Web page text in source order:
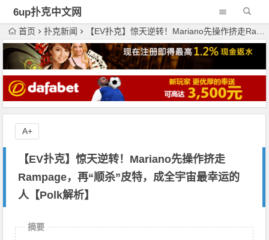
6up扑克中文网
首页 扑克新闻 【EV扑克】惊天逆转！Mariano先操作挤走Rampage，再“顺杀”皮特，成全宇宙最幸运的人【Polk解析】
【EV扑克】惊天逆转！Mariano先操作挤走
Rampage，再“顺杀”皮特，成全宇宙最幸运的
人【Polk解析】
A+
摘要